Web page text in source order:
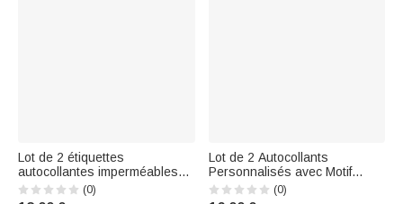
Lot de 2 étiquettes
autocollantes imperméables
avec nom et photo Décoration
de Noël pour la famille et les
(0)
Lot de 2 Autocollants
Personnalisés avec Motif
Marsupilami à Queue Longue
et Nom Cadeau de Noël Pour
(0)